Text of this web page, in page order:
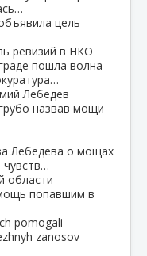
цель
пошла волна
Лебедев
назвав мощи
Лебедева о мощах
чувств…
области
попавшим в